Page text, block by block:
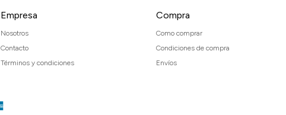
Empresa
Nosotros
Contacto
Términos y condiciones
Compra
Como comprar
Condiciones de compra
Envíos